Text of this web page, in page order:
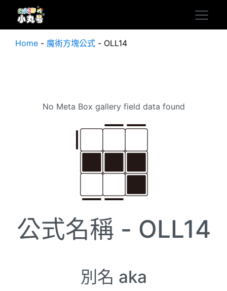
Home - 魔術方塊公式 - OLL14
No Meta Box gallery field data found
公式名稱 - OLL14
別名 aka